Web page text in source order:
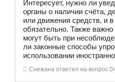
Интересует, нужно ли
органы о наличии счёта,
или движения средств, и
обязательно. Также важно
могут быть при
ли законные способы
использовании
Снежана ответил на вопрос